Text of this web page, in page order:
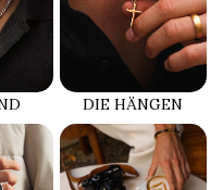
DIE HÄNGEN